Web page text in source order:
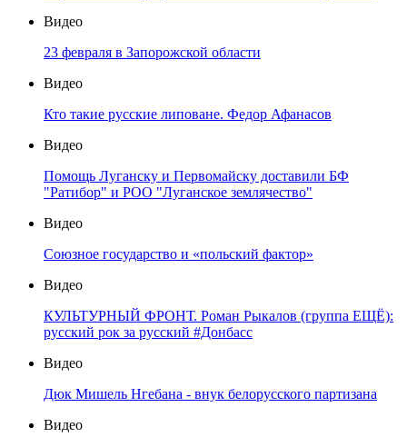
Видео
23 февраля в Запорожской области
Видео
Кто такие русские липоване. Федор Афанасов
Видео
Помощь Луганску и Первомайску доставили БФ
"Ратибор" и РОО "Луганское землячество"
Видео
Союзное государство и «польский фактор»
Видео
КУЛЬТУРНЫЙ ФРОНТ. Роман Рыкалов (группа ЕЩЁ):
русский рок за русский #Донбасс
Видео
Дюк Мишель Нгебана - внук белорусского партизана
Видео